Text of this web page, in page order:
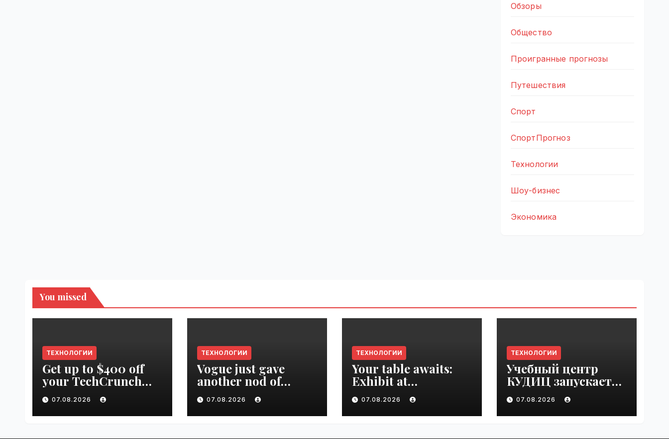
Обзоры
Общество
Проигранные прогнозы
Путешествия
Спорт
СпортПрогноз
Технологии
Шоу-бизнес
Экономика
You missed
ТЕХНОЛОГИИ
Get up to $400 off
your TechCrunch
Disrupt 2026 pass
until tomorrow |
VseTime.ru
07.08.2026
ТЕХНОЛОГИИ
Vogue just gave
another nod of
approval to the tech
world | VseTime.ru
07.08.2026
ТЕХНОЛОГИИ
Your table awaits:
Exhibit at
TechCrunch Disrupt
2026 to be seen by
thousands |
07.08.2026
ТЕХНОЛОГИИ
Учебный центр
КУДИЦ запускает
авторизованный
курс по
администрировани
07.08.2026